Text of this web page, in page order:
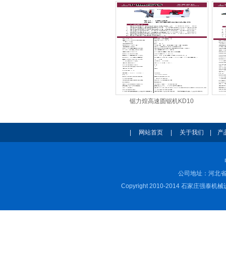
锯力煌高速圆锯机KD10
网站首页| 关于我们 产
公司地址：河北
Copyright 2010-2014 石家庄强泰机